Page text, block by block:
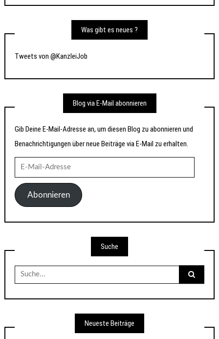
Was gibt es neues ?
Tweets von @KanzleiJob
Blog via E-Mail abonnieren
Gib Deine E-Mail-Adresse an, um diesen Blog zu abonnieren und
Benachrichtigungen über neue Beiträge via E-Mail zu erhalten.
Mail-
AdresseAbonnieren
Suche
Suche
nach:
Neueste Beiträge